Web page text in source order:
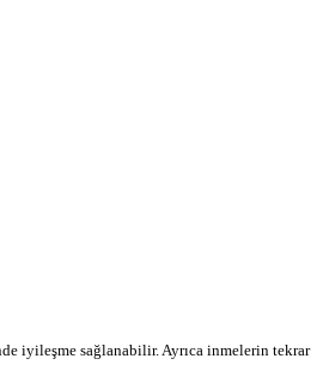
iyileşme sağlanabilir. Ayrıca inmelerin tekrar